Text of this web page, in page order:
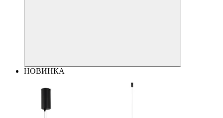
НОВИНКА